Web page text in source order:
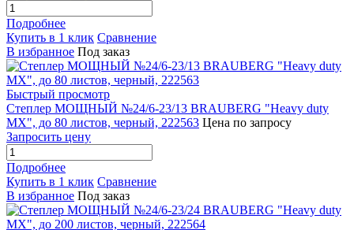
Подробнее
Купить в 1 клик Сравнение
В избранное Под заказ
Быстрый просмотр
Степлер МОЩНЫЙ №24/6-23/13 BRAUBERG "Heavy duty
MX", до 80 листов, черный, 222563 Цена по запросу
Запросить цену
Подробнее
Купить в 1 клик Сравнение
В избранное Под заказ